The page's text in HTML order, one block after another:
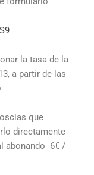
la tasa de la
a partir de las
que
directamente
abonando 6€ /